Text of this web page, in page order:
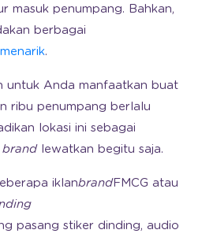
masuk penumpang. Bahkan,
berbagai
.
untuk Anda manfaatkan buat
ribu penumpang berlalu
lokasi ini sebagai
brand lewatkan begitu saja.
iklanbrandFMCG atau
pasang stiker dinding, audio